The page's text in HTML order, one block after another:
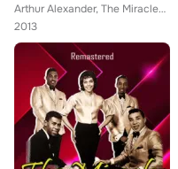
Arthur Alexander, The Miracles, Larry Williams, The Shirelles, Eddie Fontaine, Carl Perkins, THE ISLEY BROTHERS, The Marvelettes...
2013